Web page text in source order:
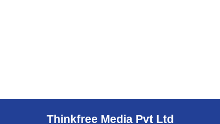
Thinkfree Media Pvt Ltd